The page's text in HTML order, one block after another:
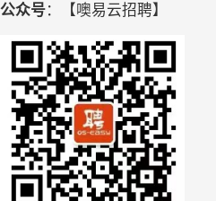
公众号：【噢易云招聘】